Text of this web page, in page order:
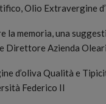
Olio Extravergine
la memoria, una
Direttore Azienda
d’oliva Qualità e
Federico II